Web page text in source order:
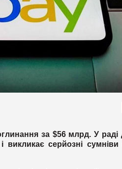
за $56 млрд. У раді
викликає серйозні